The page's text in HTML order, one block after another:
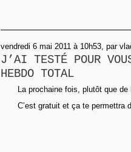
vendredi 6 mai 2011 à 10h53, par
J’AI TESTÉ POUR
HEBDO TOTAL
La prochaine fois, plutôt que
C’est gratuit et ça te permettra